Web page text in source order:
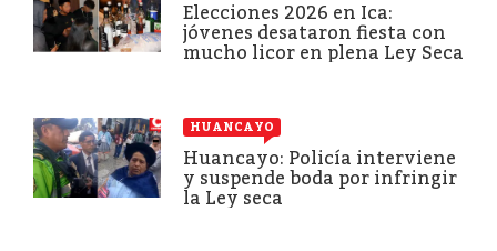
Elecciones 2026 en Ica:
jóvenes desataron fiesta con
mucho licor en plena Ley Seca
HUANCAYO
Huancayo: Policía interviene
y suspende boda por infringir
la Ley seca